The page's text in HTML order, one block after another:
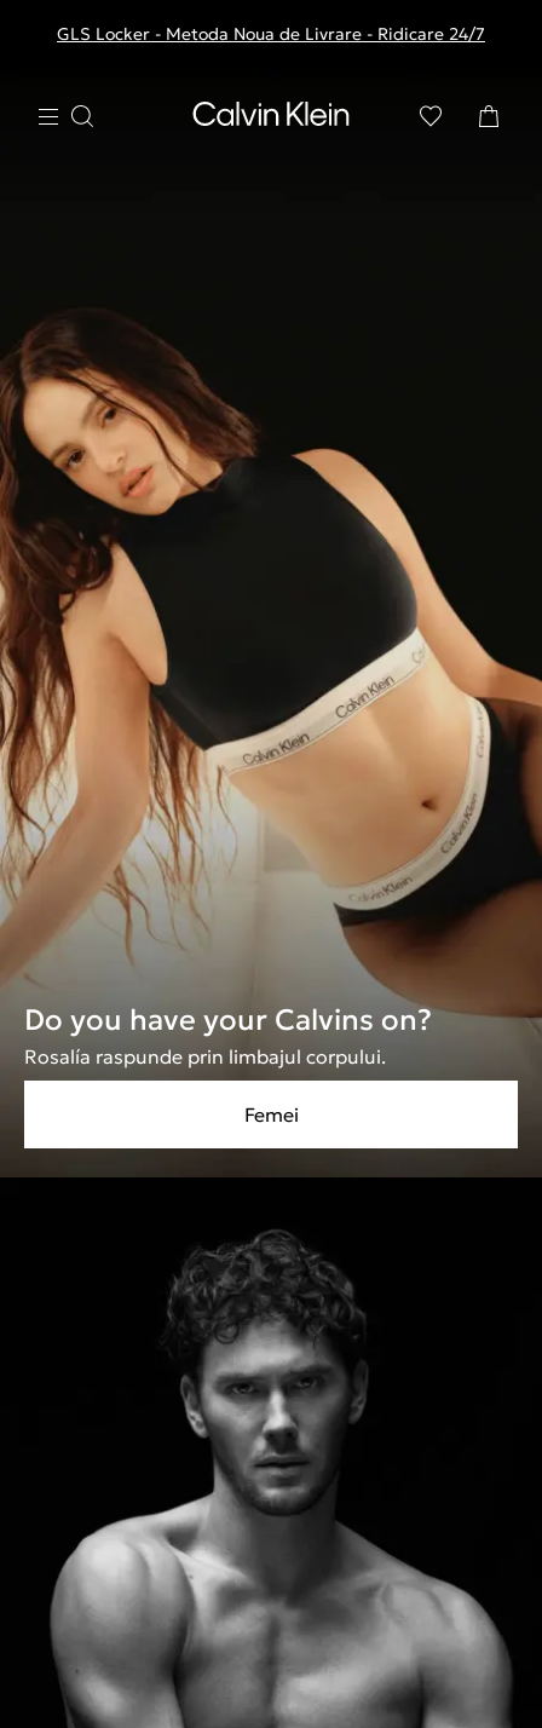
Livrare gratuita la comenzile de peste 250 RON
GLS Locker - Metoda Noua de Livrare - Ridicare 24/7
Do you have your Calvins on?
Rosalía raspunde prin limbajul corpului.
Femei